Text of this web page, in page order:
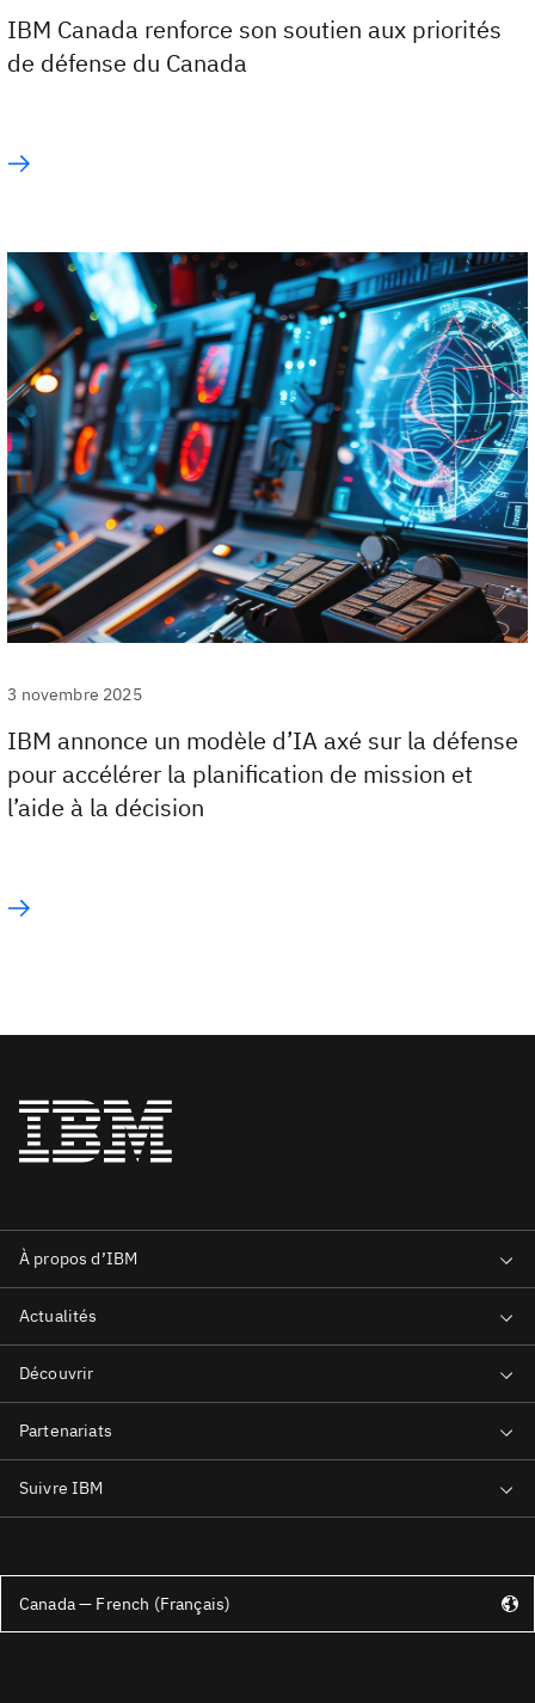
IBM Canada renforce son soutien aux priorités
de défense du Canada
3 novembre 2025
IBM annonce un modèle d’IA axé sur la défense
pour accélérer la planification de mission et
l’aide à la décision
Canada — French (Français)